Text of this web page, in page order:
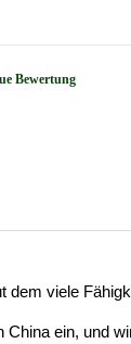
Bewertung
dem viele
ein, und